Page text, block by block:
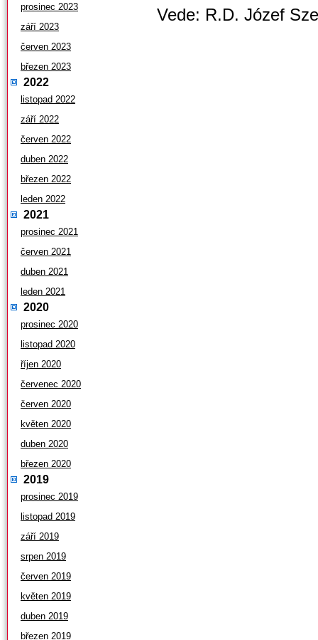
prosinec 2023
září 2023
červen 2023
březen 2023
2022
listopad 2022
září 2022
červen 2022
duben 2022
březen 2022
leden 2022
2021
prosinec 2021
červen 2021
duben 2021
leden 2021
2020
prosinec 2020
listopad 2020
říjen 2020
červenec 2020
červen 2020
květen 2020
duben 2020
březen 2020
2019
prosinec 2019
listopad 2019
září 2019
srpen 2019
červen 2019
květen 2019
duben 2019
březen 2019
Vede: R.D. Józef